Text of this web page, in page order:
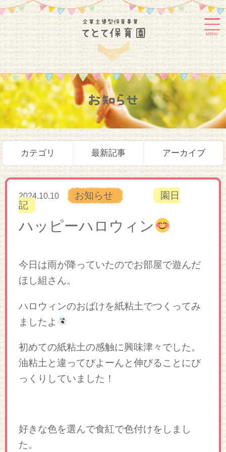
MENU
お知らせ
カテゴリ 最新記事 アーカイブ
2024.10.10 お知らせ
園日
記
ハッピーハロウィン
今日は雨が降っていたのでお部屋で遊んだ
ほし組さん。
ハロウィンのおばけを紙粘土でつくってみ
ましたよ
初めての紙粘土の感触に興味津々でした。
油粘土と違ってびよーんと伸びることにび
っくりしていました！
好きな色を選んで食紅で色付けをしまし
た。